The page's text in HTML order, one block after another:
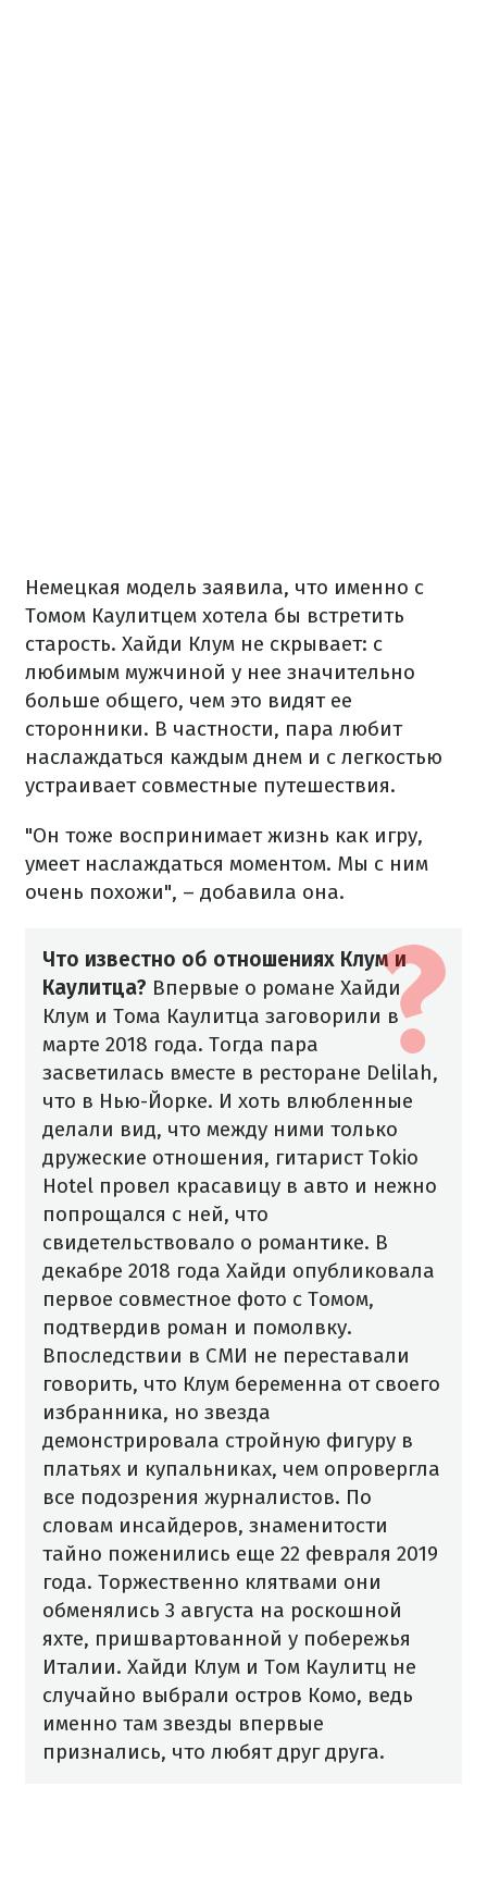
Немецкая модель заявила, что именно с
Томом Каулитцем хотела бы встретить
старость. Хайди Клум не скрывает: с
любимым мужчиной у нее значительно
больше общего, чем это видят ее
сторонники. В частности, пара любит
наслаждаться каждым днем и с легкостью
устраивает совместные путешествия.
"Он тоже воспринимает жизнь как игру,
умеет наслаждаться моментом. Мы с ним
очень похожи", – добавила она.
Что известно об отношениях Клум и
Каулитца? Впервые о романе Хайди
Клум и Тома Каулитца заговорили в
марте 2018 года. Тогда пара
засветилась вместе в ресторане Delilah,
что в Нью-Йорке. И хоть влюбленные
делали вид, что между ними только
дружеские отношения, гитарист Tokio
Hotel провел красавицу в авто и нежно
попрощался с ней, что
свидетельствовало о романтике. В
декабре 2018 года Хайди опубликовала
первое совместное фото с Томом,
подтвердив роман и помолвку.
Впоследствии в СМИ не переставали
говорить, что Клум беременна от своего
избранника, но звезда
демонстрировала стройную фигуру в
платьях и купальниках, чем опровергла
все подозрения журналистов. По
словам инсайдеров, знаменитости
тайно поженились еще 22 февраля 2019
года. Торжественно клятвами они
обменялись 3 августа на роскошной
яхте, пришвартованной у побережья
Италии. Хайди Клум и Том Каулитц не
случайно выбрали остров Комо, ведь
именно там звезды впервые
признались, что любят друг друга.